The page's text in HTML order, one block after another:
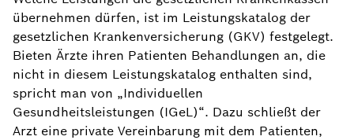
übernehmen dürfen, ist im Leistungskatalog der
gesetzlichen Krankenversicherung (GKV) festgelegt.
Bieten Ärzte ihren Patienten Behandlungen an, die
nicht in diesem Leistungskatalog enthalten sind,
spricht man von „Individuellen
Gesundheitsleistungen (IGeL)“. Dazu schließt der
Arzt eine private Vereinbarung mit dem Patienten,